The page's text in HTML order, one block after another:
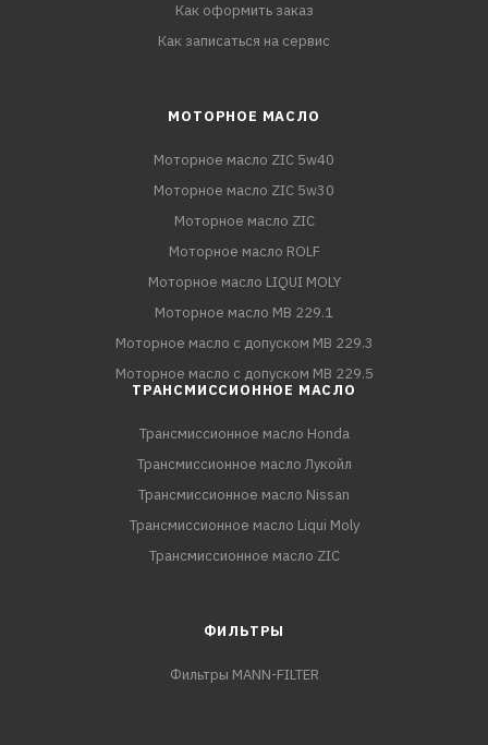
Как оформить заказ
Как записаться на сервис
МОТОРНОЕ МАСЛО
Моторное масло ZIC 5w40
Моторное масло ZIC 5w30
Моторное масло ZIC
Моторное масло ROLF
Моторное масло LIQUI MOLY
Моторное масло MB 229.1
Моторное масло с допуском MB 229.3
Моторное масло с допуском MB 229.5
ТРАНСМИССИОННОЕ МАСЛО
Трансмиссионное масло Honda
Трансмиссионное масло Лукойл
Трансмиссионное масло Nissan
Трансмиссионное масло Liqui Moly
Трансмиссионное масло ZIC
ФИЛЬТРЫ
Фильтры MANN-FILTER